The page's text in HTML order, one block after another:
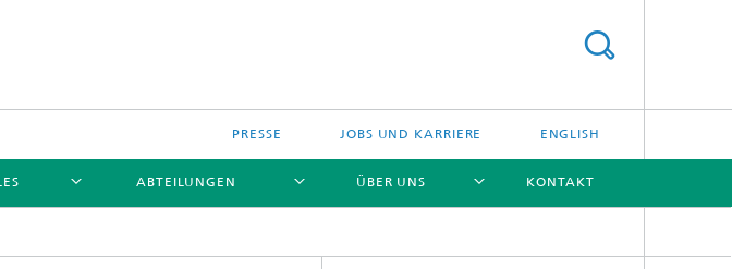
PRESSE JOBS UND KARRIERE ENGLISH
ABTEILUNGEN ÜBER UNS KONTAKT